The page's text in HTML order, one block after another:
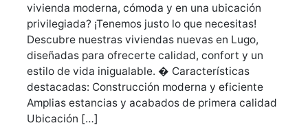
vivienda moderna, cómoda y en una ubicación
privilegiada? ¡Tenemos justo lo que necesitas!
Descubre nuestras viviendas nuevas en Lugo,
diseñadas para ofrecerte calidad, confort y un
estilo de vida inigualable. � Características
destacadas: Construcción moderna y eficiente
Amplias estancias y acabados de primera calidad
Ubicación […]